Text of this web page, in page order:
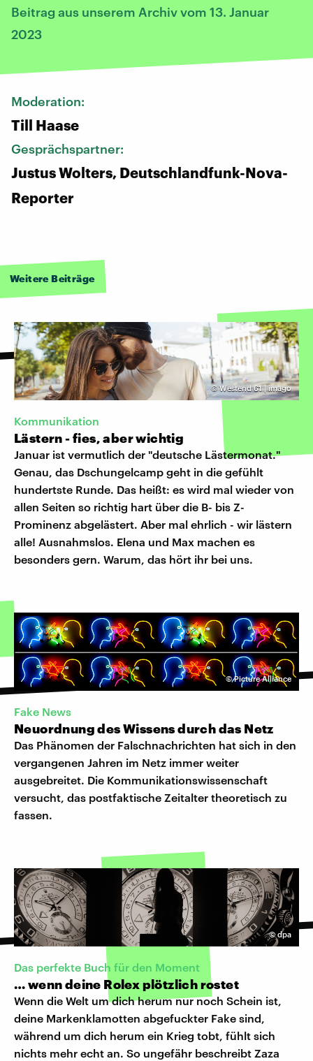
Beitrag aus unserem Archiv vom 13. Januar
2023
Moderation:
Till Haase
Gesprächspartner:
Justus Wolters, Deutschlandfunk-Nova-
Reporter
Weitere Beiträge
©Westend 61 | imago
Kommunikation
Lästern - fies, aber wichtig
Januar ist vermutlich der "deutsche Lästermonat."
Genau, das Dschungelcamp geht in die gefühlt
hundertste Runde. Das heißt: es wird mal wieder von
allen Seiten so richtig hart über die B- bis Z-
Prominenz abgelästert. Aber mal ehrlich - wir lästern
alle! Ausnahmslos. Elena und Max machen es
besonders gern. Warum, das hört ihr bei uns.
©Picture Alliance
Fake News
Neuordnung des Wissens durch das Netz
Das Phänomen der Falschnachrichten hat sich in den
vergangenen Jahren im Netz immer weiter
ausgebreitet. Die Kommunikationswissenschaft
versucht, das postfaktische Zeitalter theoretisch zu
fassen.
©dpa
Das perfekte Buch für den Moment
… wenn deine Rolex plötzlich rostet
Wenn die Welt um dich herum nur noch Schein ist,
deine Markenklamotten abgefuckter Fake sind,
während um dich herum ein Krieg tobt, fühlt sich
nichts mehr echt an. So ungefähr beschreibt Zaza